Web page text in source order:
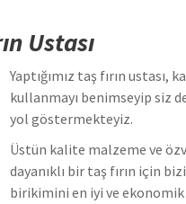
Ustası
Yaptığımız taş fırın
kullanmayı benimseyip siz
yol göstermekteyiz.
Üstün kalite malzeme ve
dayanıklı bir taş fırın için
birikimini en iyi ve